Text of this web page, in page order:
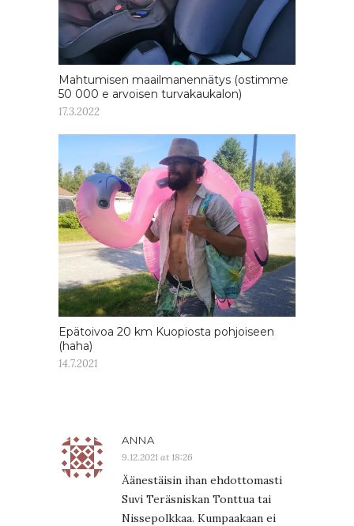
Mahtumisen maailmanennätys (ostimme
50 000 e arvoisen turvakaukalon)
17.3.2022
Epätoivoa 20 km Kuopiosta pohjoiseen
(haha)
14.7.2021
ANNA
9.12.2021 at 18:26
Äänestäisin ihan ehdottomasti
Suvi Teräsniskan Tonttua tai
Nissepolkkaa. Kumpaakaan ei